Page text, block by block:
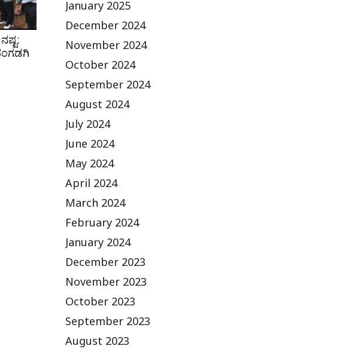
January 2025
December 2024
November 2024
October 2024
September 2024
August 2024
July 2024
June 2024
May 2024
April 2024
March 2024
February 2024
January 2024
December 2023
November 2023
October 2023
September 2023
August 2023